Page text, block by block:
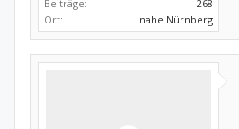
Beiträge:
268
Ort:
nahe Nürnberg